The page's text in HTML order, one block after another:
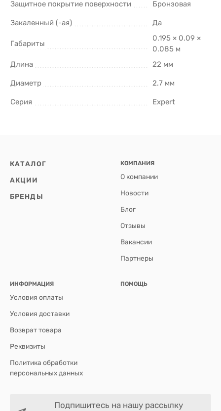
Защитное покрытие поверхности Бронзовая
Закаленный (-ая) Да
Габариты
0.195 × 0.09 ×
0.085 м
Длина
22 мм
Диаметр 2.7 мм
Серия Expert
КАТАЛОГ
АКЦИИ
БРЕНДЫ
КОМПАНИЯ
О компании
Новости
Блог
Отзывы
Вакансии
Партнеры
ИНФОРМАЦИЯ
Условия оплаты
Условия доставки
Возврат товара
Реквизиты
Политика обработки
персональных данных
ПОМОЩЬ
Подпишитесь на нашу рассылку